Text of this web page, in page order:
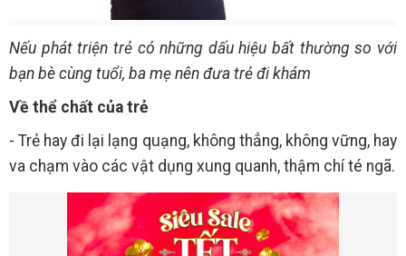
Nếu phát triện trẻ có những dấu hiệu bất thường so với
bạn bè cùng tuổi, ba mẹ nên đưa trẻ đi khám
Về thể chất của trẻ
- Trẻ hay đi lại lạng quạng, không thẳng, không vững, hay
va chạm vào các vật dụng xung quanh, thậm chí té ngã.